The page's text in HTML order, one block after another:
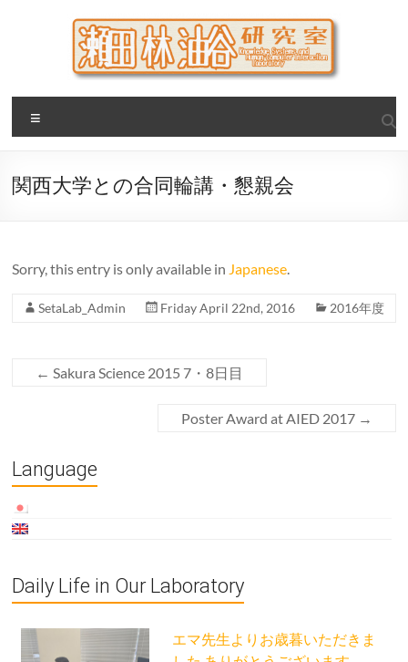
瀬田・林・油谷研究室
大阪公立大学 大学院 情報学研究科 学際情報学専攻 / 大阪府
立大学 理学部 情報数理科学科(大学院 理学系研究科 情報数理
関西大学との合同輪講・懇親会
Sorry, this entry is only available in Japanese.
SetaLab_Admin Friday April 22nd, 2016 2016年度
← Sakura Science 2015 7・8日目
Poster Award at AIED 2017 →
Language
Daily Life in Our Laboratory
エマ先生よりお歳暮いただきま